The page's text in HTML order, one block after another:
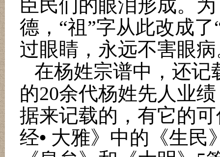
臣民们的眼泪形成。
德， “祖 ”字从此改成了
过眼睛，永远不害眼
在杨姓宗谱中，还记
的20余代杨姓先人业
据来记载的，有它的
经• 大雅》中的《生民